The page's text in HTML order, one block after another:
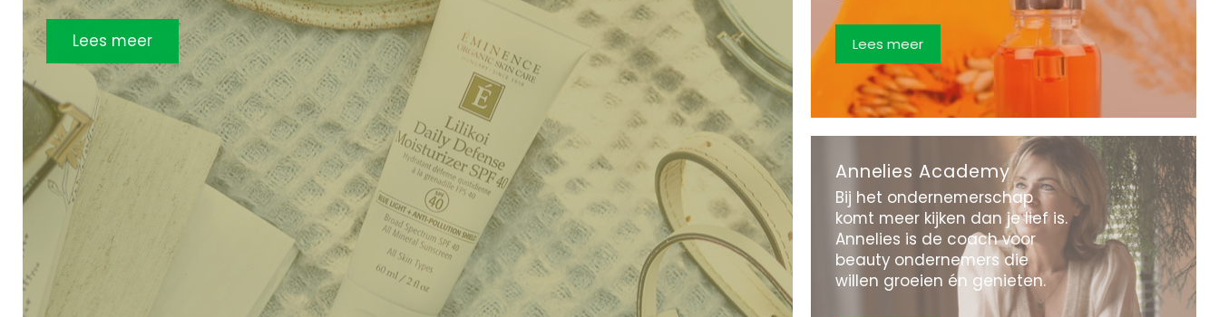
Lees meer Lees meer
Annelies Academy
Bij het ondernemerschap
komt meer kijken dan je lief is.
Annelies is de coach voor
beauty ondernemers die
willen groeien én genieten.